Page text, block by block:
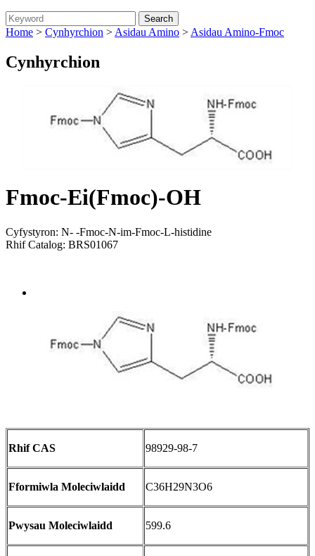
Home > Cynhyrchion > Asidau Amino > Asidau Amino-Fmoc
Cynhyrchion
Fmoc-Ei(Fmoc)-OH
Cyfystyron: N- -Fmoc-N-im-Fmoc-L-histidine
Rhif Catalog: BRS01067
Rhif CAS 98929-98-7
Fformiwla Moleciwlaidd C36H29N3O6
Pwysau Moleciwlaidd 599.6